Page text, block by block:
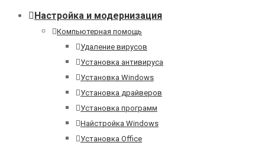
Настройка и модернизация
Компьютерная помощь
Удаление вирусов
Установка антивируса
Установка Windows
Установка драйверов
Установка программ
Найстройка Windows
Установка Office